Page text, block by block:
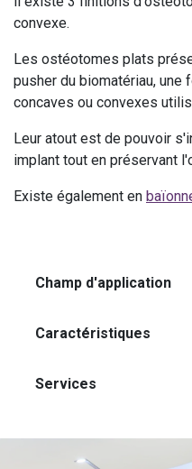
convexe.
Les ostéotomes plats
pusher du biomatériau,
concaves ou convexes
Leur atout est de pouvoir
implant tout en préservant
Existe également en
Champ d'application
Caractéristiques
Services